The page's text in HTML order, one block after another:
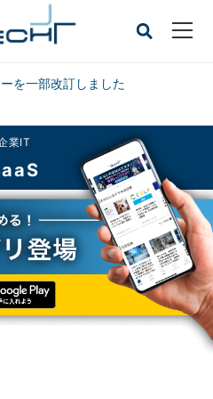
を一部改訂しました
業IT
い決済システムが身近に
- ECでの後払い決済